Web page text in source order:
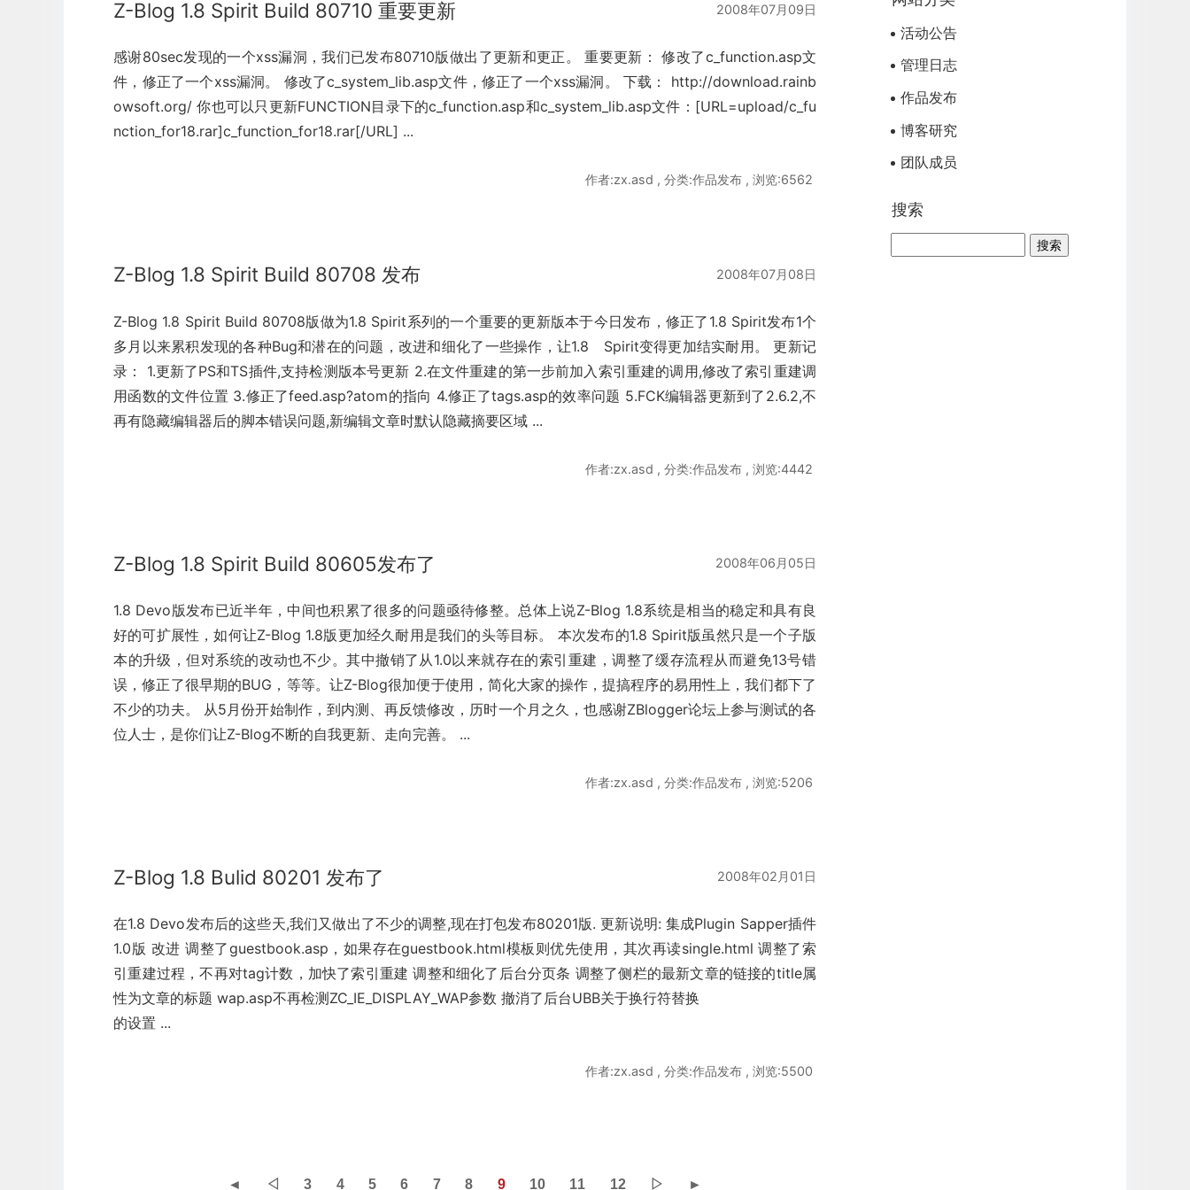
2008年07月09日
Z-Blog 1.8 Spirit Build 80710 重要更新
感谢80sec发现的一个xss漏洞，我们已发布80710版做出了更新和更正。 重要更新： 修改了c_function.asp文
件，修正了一个xss漏洞。 修改了c_system_lib.asp文件，修正了一个xss漏洞。 下载： http://download.rainb
owsoft.org/ 你也可以只更新FUNCTION目录下的c_function.asp和c_system_lib.asp文件：[URL=upload/c_fu
nction_for18.rar]c_function_for18.rar[/URL] ...
作者:zx.asd , 分类:作品发布 , 浏览:6562
2008年07月08日
Z-Blog 1.8 Spirit Build 80708 发布
Z-Blog 1.8 Spirit Build 80708版做为1.8 Spirit系列的一个重要的更新版本于今日发布，修正了1.8 Spirit发布1个
多月以来累积发现的各种Bug和潜在的问题，改进和细化了一些操作，让1.8 Spirit变得更加结实耐用。 更新记
录： 1.更新了PS和TS插件,支持检测版本号更新 2.在文件重建的第一步前加入索引重建的调用,修改了索引重建调
用函数的文件位置 3.修正了feed.asp?atom的指向 4.修正了tags.asp的效率问题 5.FCK编辑器更新到了2.6.2,不
再有隐藏编辑器后的脚本错误问题,新编辑文章时默认隐藏摘要区域 ...
作者:zx.asd , 分类:作品发布 , 浏览:4442
2008年06月05日
Z-Blog 1.8 Spirit Build 80605发布了
1.8 Devo版发布已近半年，中间也积累了很多的问题亟待修整。总体上说Z-Blog 1.8系统是相当的稳定和具有良
好的可扩展性，如何让Z-Blog 1.8版更加经久耐用是我们的头等目标。 本次发布的1.8 Spirit版虽然只是一个子版
本的升级，但对系统的改动也不少。其中撤销了从1.0以来就存在的索引重建，调整了缓存流程从而避免13号错
误，修正了很早期的BUG，等等。让Z-Blog很加便于使用，简化大家的操作，提搞程序的易用性上，我们都下了
不少的功夫。 从5月份开始制作，到内测、再反馈修改，历时一个月之久，也感谢ZBlogger论坛上参与测试的各
位人士，是你们让Z-Blog不断的自我更新、走向完善。 ...
作者:zx.asd , 分类:作品发布 , 浏览:5206
2008年02月01日
Z-Blog 1.8 Bulid 80201 发布了
在1.8 Devo发布后的这些天,我们又做出了不少的调整,现在打包发布80201版. 更新说明: 集成Plugin Sapper插件
1.0版 改进 调整了guestbook.asp，如果存在guestbook.html模板则优先使用，其次再读single.html 调整了索
引重建过程，不再对tag计数，加快了索引重建 调整和细化了后台分页条 调整了侧栏的最新文章的链接的title属
性为文章的标题 wap.asp不再检测ZC_IE_DISPLAY_WAP参数 撤消了后台UBB关于换行符替换
的设置 ...
作者:zx.asd , 分类:作品发布 , 浏览:5500
◄ ◁ 3 4 5 6 7 8 9 10 11 12 ▷ ►
活动公告
管理日志
作品发布
博客研究
团队成员
搜索